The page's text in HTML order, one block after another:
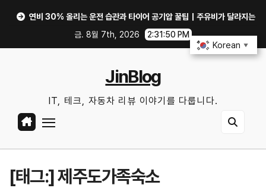
연비 30% 올리는 운전 습관과 타이어 공기압 꿀팁｜주유비가 달라지는 핵심은?
금. 8월 7th, 2026
2:31:50 PM
JinBlog
IT, 테크, 자동차 리뷰 이야기를 다룹니다.
[태그:]제주도가족숙소
Korean ▼